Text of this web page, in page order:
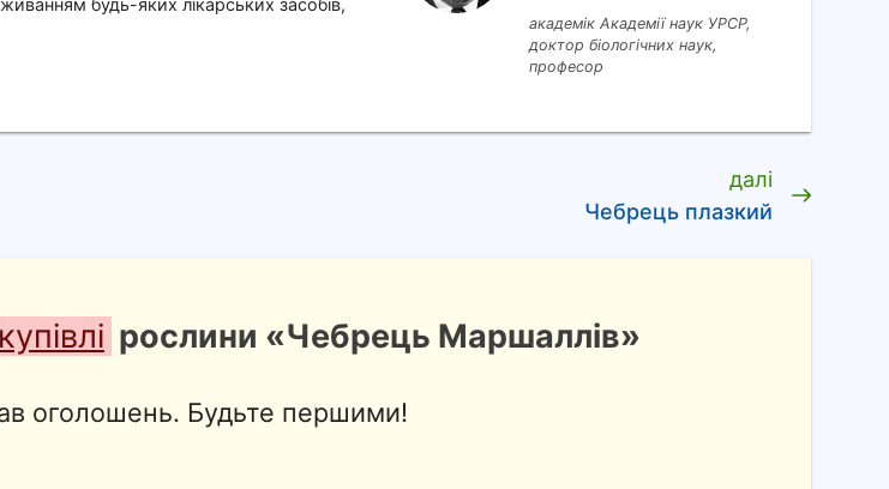
будь-яких лікарських засобів,
академік Академії наук УРСР,
доктор біологічних наук,
професор
далі
Чебрець плазкий
купівлі рослини «Чебрець Маршаллів»
оголошень. Будьте першими!